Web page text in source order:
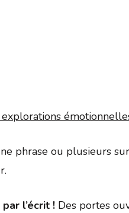
phrase ou plusieurs
l’écrit ! Des portes